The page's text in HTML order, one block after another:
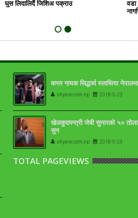
घुस लिदालिदैं जिशिअ पक्राउ
कभर गायक सिद्धार्थ स्लाथिया नेपालमा
shyane.com.np 2018-5-23
खेलकुदमन्त्री जेबी सुनारको ५० तोला
सुन
shyane.com.np 2018-5-23
TOTAL PAGEVIEWS